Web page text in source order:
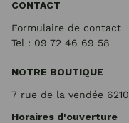
CONTACT
Formulaire de contact
Tel : 09 72 46 69 58
NOTRE BOUTIQUE
7 rue de la vendée
Horaires d'ouverture